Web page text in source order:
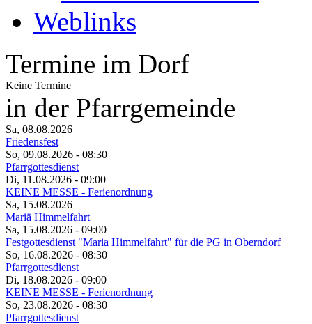
Weblinks
Termine im Dorf
Keine Termine
in der Pfarrgemeinde
Sa, 08.08.2026
Friedensfest
So, 09.08.2026 - 08:30
Pfarrgottesdienst
Di, 11.08.2026 - 09:00
KEINE MESSE - Ferienordnung
Sa, 15.08.2026
Mariä Himmelfahrt
Sa, 15.08.2026 - 09:00
Festgottesdienst "Maria Himmelfahrt" für die PG in Oberndorf
So, 16.08.2026 - 08:30
Pfarrgottesdienst
Di, 18.08.2026 - 09:00
KEINE MESSE - Ferienordnung
So, 23.08.2026 - 08:30
Pfarrgottesdienst